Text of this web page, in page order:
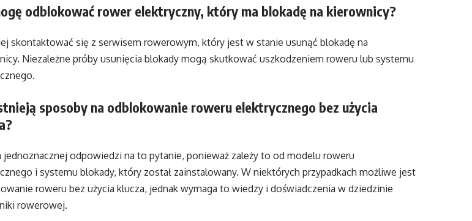
odblokować rower elektryczny, który ma blokadę na kierownicy?
skontaktować się z serwisem rowerowym, który jest w stanie usunąć blokadę na
Niezależne próby usunięcia blokady mogą skutkować uszkodzeniem roweru lub systemu
sposoby na odblokowanie roweru elektrycznego bez użycia
jednoznacznej odpowiedzi na to pytanie, ponieważ zależy to od modelu roweru
i systemu blokady, który został zainstalowany. W niektórych przypadkach możliwe jest
roweru bez użycia klucza, jednak wymaga to wiedzy i doświadczenia w dziedzinie
rowerowej.